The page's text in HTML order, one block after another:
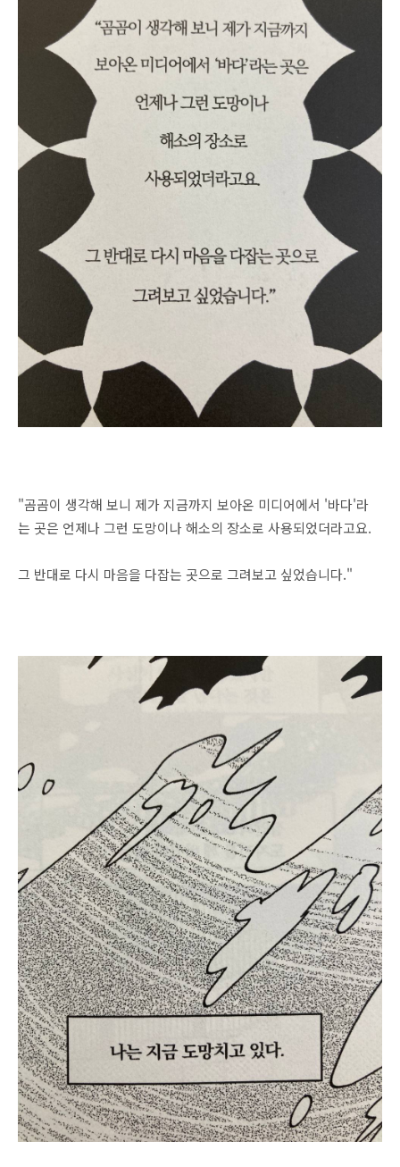
"곰곰이 생각해 보니 제가 지금까지 보아온 미디어에서 '바다'라
는 곳은 언제나 그런 도망이나 해소의 장소로 사용되었더라고요.
그 반대로 다시 마음을 다잡는 곳으로 그려보고 싶었습니다."